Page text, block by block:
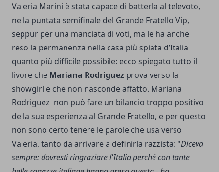
Valeria Marini è stata capace di batterla al televoto,
nella puntata semifinale del Grande Fratello Vip,
seppur per una manciata di voti, ma le ha anche
reso la permanenza nella casa più spiata d’Italia
quanto più difficile possibile: ecco spiegato tutto il
livore che Mariana Rodriguez prova verso la
showgirl e che non nasconde affatto. Mariana
Rodriguez non può fare un bilancio troppo positivo
della sua esperienza al Grande Fratello, e per questo
non sono certo tenere le parole che usa verso
Valeria, tanto da arrivare a definirla razzista: "Diceva
sempre: dovresti ringraziare l'Italia perché con tante